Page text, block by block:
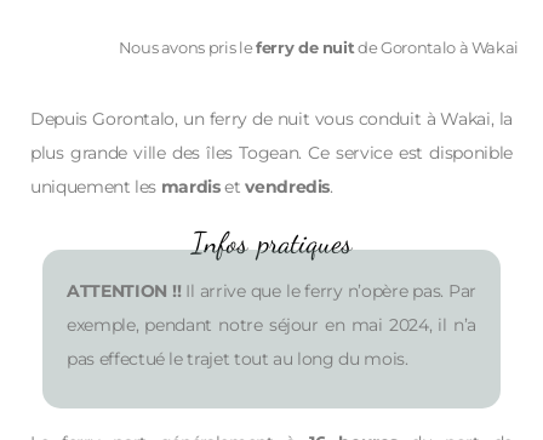
Nous avons pris leferry de nuitde Gorontalo à Wakai
Depuis Gorontalo, un ferry de nuit vous conduit à Wakai, la
plus grande ville des îles Togean. Ce service est disponible
uniquement les mardisetvendredis.
Infos pratiques
ATTENTION !!Il arrive que le ferry n’opère pas. Par
exemple, pendant notre séjour en mai 2024, il n’a
pas effectué le trajet tout au long du mois.